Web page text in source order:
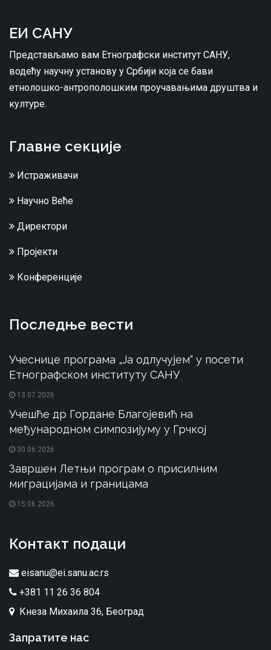
ЕИ САНУ
Представљамо вам Етнографски институт САНУ,
водећу научну установу у Србији која се бави
етнолошко-антрополошким проучавањима друштва и
културе.
Главне секције
Истраживачи
Научно Веће
Директори
Пројекти
Конференције
Последње вести
Учеснице програма „Ја одлучујем“ у посети
Етнографском институту САНУ
13.07.2026
Учешће др Гордане Благојевић на
међународном симпозијуму у Грчкој
30.06.2026
Завршен Летњи програм о присилним
миграцијама и границама
15.06.2026
Контакт подаци
eisanu@ei.sanu.ac.rs
+381 11 26 36 804
Кнеза Михаила 36, Београд
Запратите нас